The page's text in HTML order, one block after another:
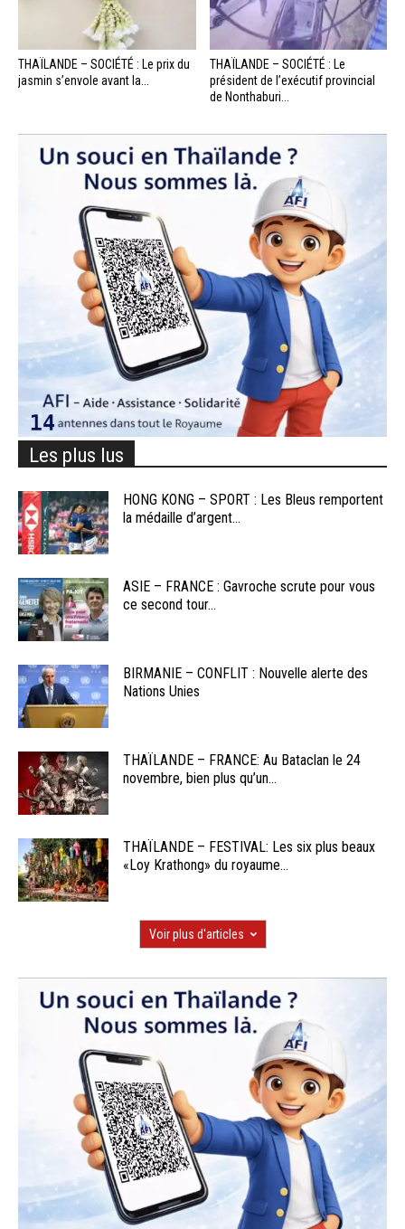
THAÏLANDE – SOCIÉTÉ : Le prix du
jasmin s’envole avant la...
THAÏLANDE – SOCIÉTÉ : Le
président de l’exécutif provincial
de Nonthaburi...
Les plus lus
HONG KONG – SPORT : Les Bleus remportent
la médaille d’argent...
ASIE – FRANCE : Gavroche scrute pour vous
ce second tour...
BIRMANIE – CONFLIT : Nouvelle alerte des
Nations Unies
THAÏLANDE – FRANCE: Au Bataclan le 24
novembre, bien plus qu’un...
THAÏLANDE – FESTIVAL: Les six plus beaux
«Loy Krathong» du royaume...
Voir plus d'articles